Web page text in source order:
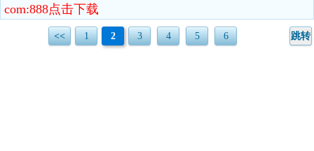
com:888点击下载
<< 1 2 3 4 5 6 跳转